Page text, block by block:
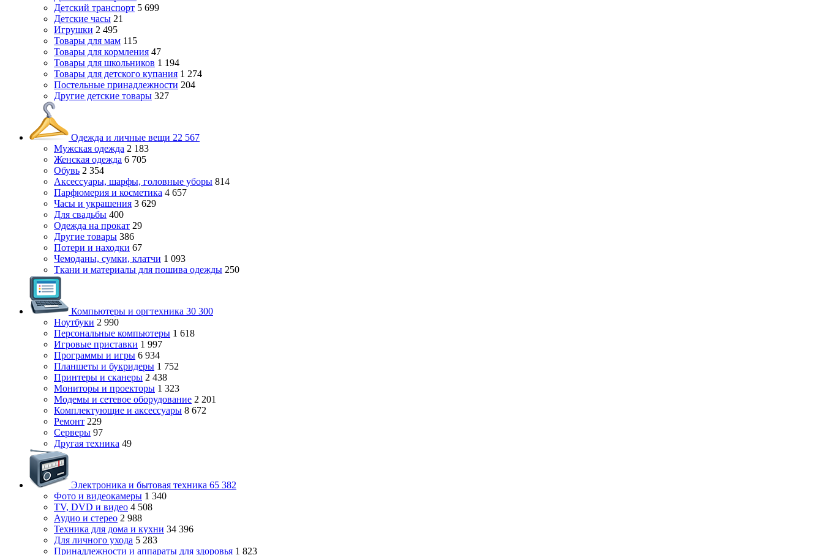
Детский транспорт 5 699
Детские часы 21
Игрушки 2 495
Товары для мам 115
Товары для кормления 47
Товары для школьников 1 194
Товары для детского купания 1 274
Постельные принадлежности 204
Другие детские товары 327
Одежда и личные вещи 22 567
Мужская одежда 2 183
Женская одежда 6 705
Обувь 2 354
Аксессуары, шарфы, головные уборы 814
Парфюмерия и косметика 4 657
Часы и украшения 3 629
Для свадьбы 400
Одежда на прокат 29
Другие товары 386
Потери и находки 67
Чемоданы, сумки, клатчи 1 093
Ткани и материалы для пошива одежды 250
Компьютеры и оргтехника 30 300
Ноутбуки 2 990
Персональные компьютеры 1 618
Игровые приставки 1 997
Программы и игры 6 934
Планшеты и букридеры 1 752
Принтеры и сканеры 2 438
Мониторы и проекторы 1 323
Модемы и сетевое оборудование 2 201
Комплектующие и аксессуары 8 672
Ремонт 229
Серверы 97
Другая техника 49
Электроника и бытовая техника 65 382
Фото и видеокамеры 1 340
TV, DVD и видео 4 508
Аудио и стерео 2 988
Техника для дома и кухни 34 396
Для личного ухода 5 283
Принадлежности и аппараты для здоровья 1 823